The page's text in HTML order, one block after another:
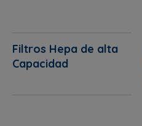
Filtros Hepa de alta
Capacidad